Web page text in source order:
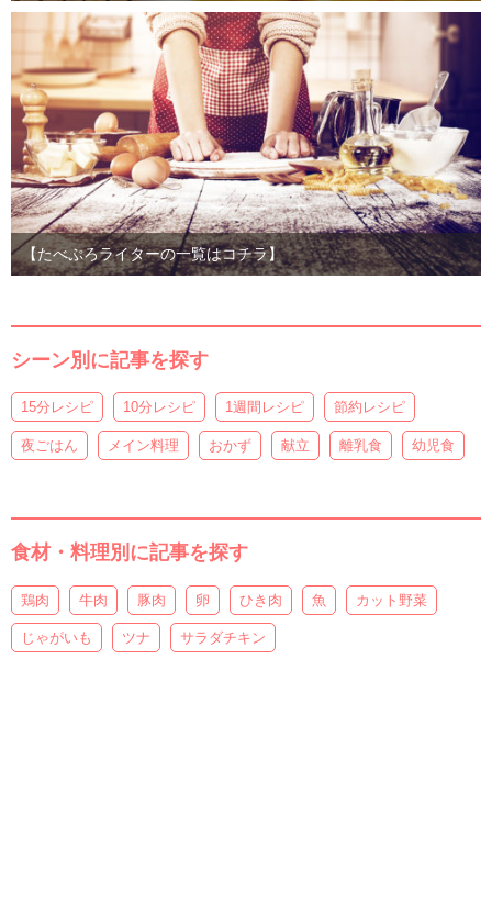
【たべぷろライターの一覧はコチラ】
シーン別に記事を探す
15分レシピ 10分レシピ 1週間レシピ 節約レシピ
夜ごはん メイン料理 おかず 献立 離乳食 幼児食
食材・料理別に記事を探す
鶏肉 牛肉 豚肉 卵 ひき肉 魚 カット野菜
じゃがいも ツナ サラダチキン